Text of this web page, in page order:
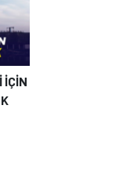
İÇİN